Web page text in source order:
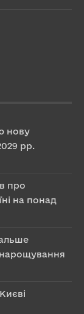
нову
рр.
про
на понад
нарощування